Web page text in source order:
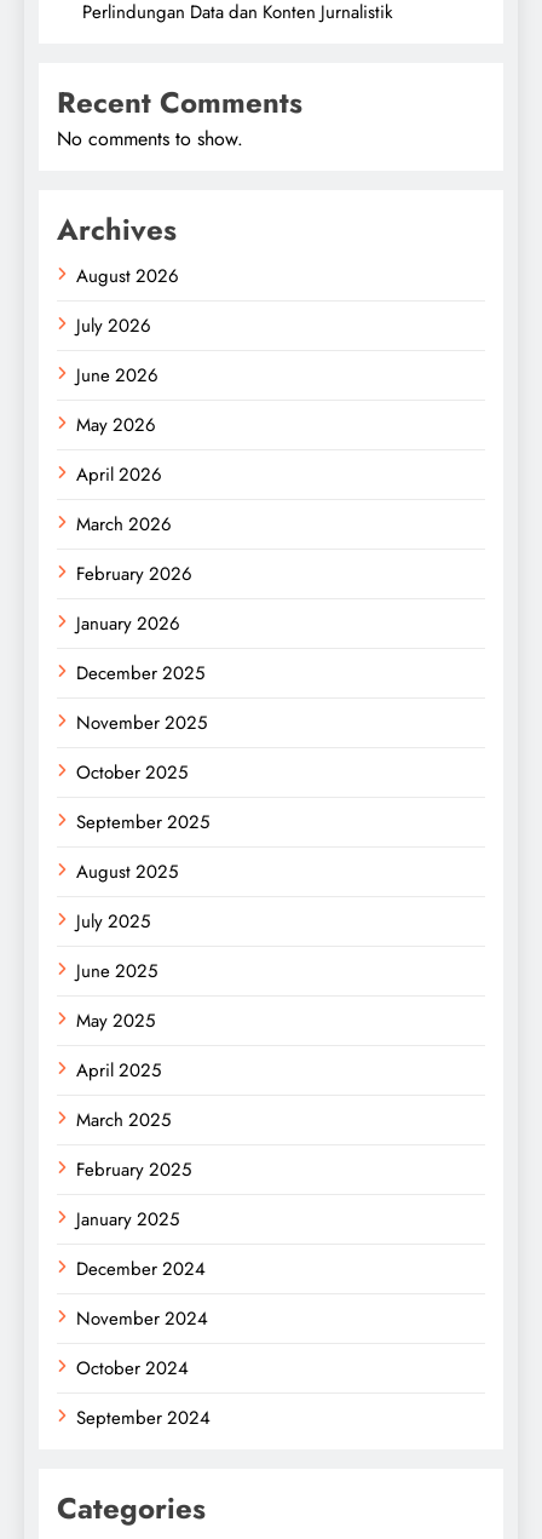
Perlindungan Data dan Konten Jurnalistik
Recent Comments
No comments to show.
Archives
August 2026
July 2026
June 2026
May 2026
April 2026
March 2026
February 2026
January 2026
December 2025
November 2025
October 2025
September 2025
August 2025
July 2025
June 2025
May 2025
April 2025
March 2025
February 2025
January 2025
December 2024
November 2024
October 2024
September 2024
Categories